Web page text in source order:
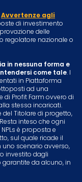
Avvertenze agli
di investimento
delle
regolatore nazionale o
in nessuna forma e
come tale. I
in Piattaforma
ad una
di Profit Farm ovvero di
stessa incaricati.
Titolare di progetto,
inteso che ogni
è proposta e
sul quale ricade il
scenario avverso,
investito dagli
da alcuno, in